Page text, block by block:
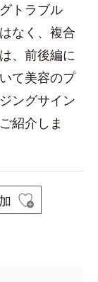
トラブル
なく、複合
、前後編に
て美容のプ
ングサイン
紹介しま